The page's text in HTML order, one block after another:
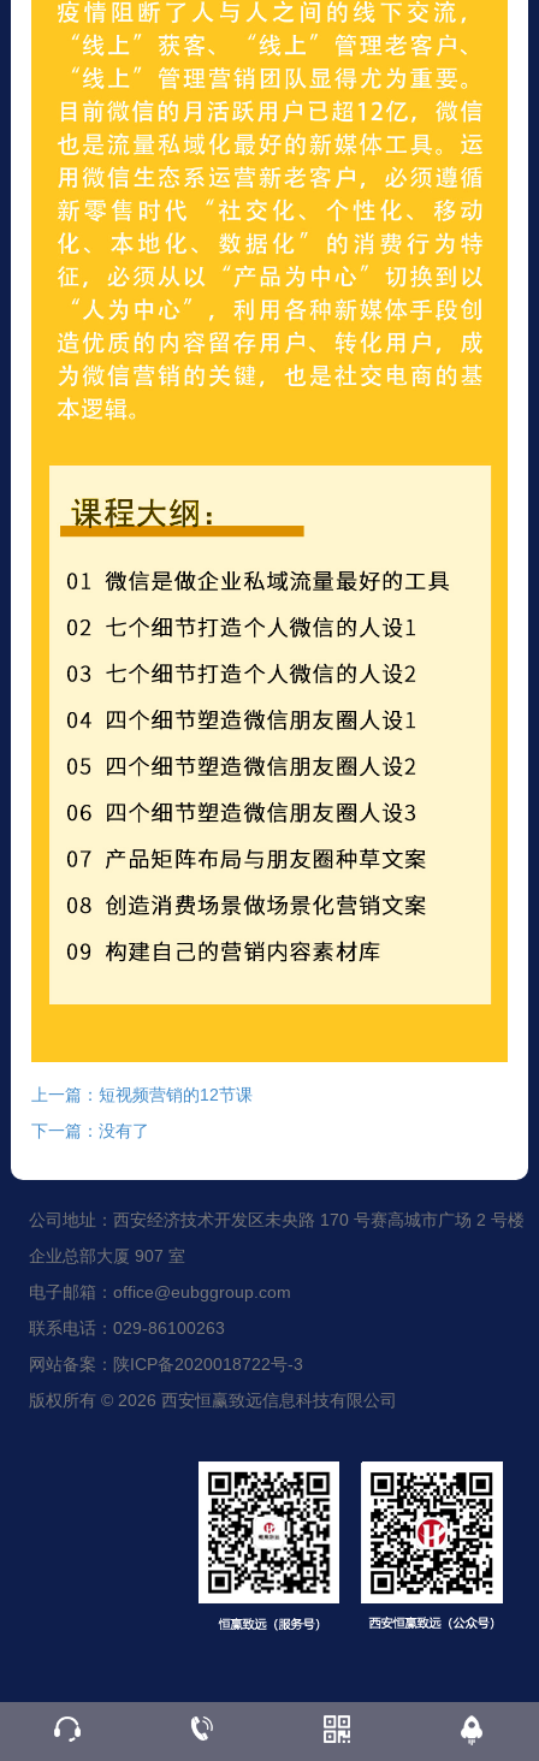
上一篇：短视频营销的12节课
下一篇：没有了
公司地址：西安经济技术开发区未央路 170 号赛高城市广场 2 号楼
企业总部大厦 907 室
电子邮箱：office@eubggroup.com
联系电话：029-86100263
网站备案：陕ICP备2020018722号-3
版权所有 © 2026 西安恒赢致远信息科技有限公司